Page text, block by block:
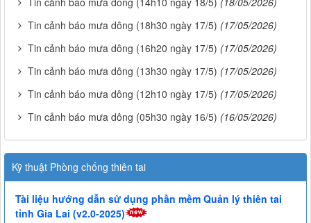
Tin cảnh báo mưa dông (18h30 ngày 17/5) (17/05/2026)
Tin cảnh báo mưa dông (16h20 ngày 17/5) (17/05/2026)
Tin cảnh báo mưa dông (13h30 ngày 17/5) (17/05/2026)
Tin cảnh báo mưa dông (12h10 ngày 17/5) (17/05/2026)
Tin cảnh báo mưa dông (05h30 ngày 16/5) (16/05/2026)
Kỹ thuật Phòng chống thiên tai
Tài liệu hướng dẫn sử dụng phần mềm Quản lý thiên tai
tỉnh Gia Lai (v2.0-2025)